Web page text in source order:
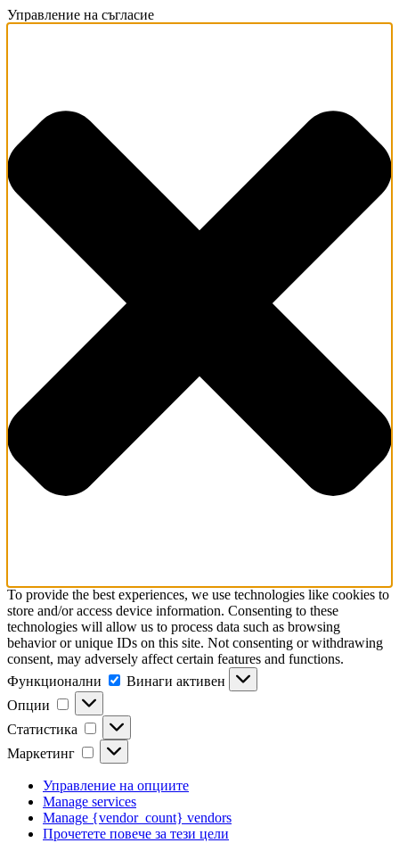
Управление на съгласие
To provide the best experiences, we use technologies like cookies to
store and/or access device information. Consenting to these
technologies will allow us to process data such as browsing
behavior or unique IDs on this site. Not consenting or withdrawing
consent, may adversely affect certain features and functions.
Функционални
Функционални
Винаги активен
Опции
Опции
Статистика Статистика
Маркетинг Маркетинг
Управление на опциите
Manage services
Manage {vendor_count} vendors
Прочетете повече за тези цели